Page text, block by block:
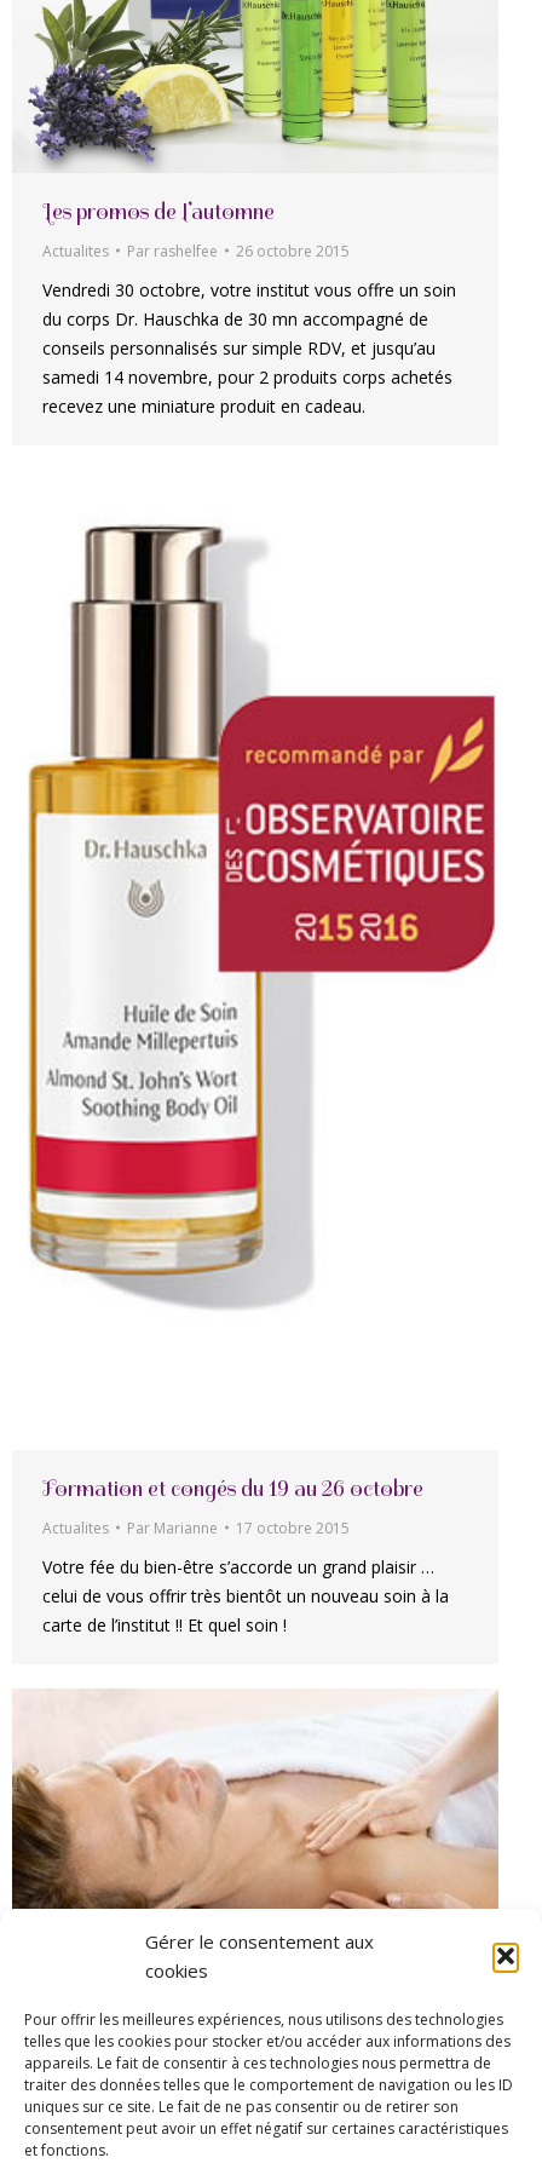
Gérer le consentement aux
cookies
Pour offrir les meilleures expériences, nous utilisons des technologies
telles que les cookies pour stocker et/ou accéder aux informations des
appareils. Le fait de consentir à ces technologies nous permettra de
traiter des données telles que le comportement de navigation ou les ID
uniques sur ce site. Le fait de ne pas consentir ou de retirer son
consentement peut avoir un effet négatif sur certaines caractéristiques
et fonctions.
Les promos de l’automne
Actualites Par rashelfee 26 octobre 2015
Vendredi 30 octobre, votre institut vous offre un soin
du corps Dr. Hauschka de 30 mn accompagné de
conseils personnalisés sur simple RDV, et jusqu’au
samedi 14 novembre, pour 2 produits corps achetés
recevez une miniature produit en cadeau.
Formation et congés du 19 au 26 octobre
Actualites Par Marianne 17 octobre 2015
Votre fée du bien-être s’accorde un grand plaisir …
celui de vous offrir très bientôt un nouveau soin à la
carte de l’institut !! Et quel soin !
Vendredi 30 octobre Journée d’animation
soin corps
Actualites ParMarianne 12 octobre 2015
Anaïs et Marianne, esthéticiennes Dr. Hauschka, vous
reçoivent toute la journée du vendredi 30 octobre sur